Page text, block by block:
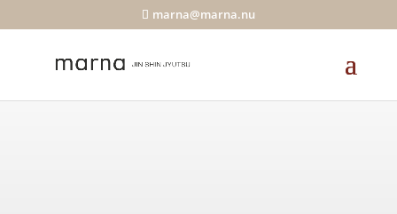
marna@marna.nu